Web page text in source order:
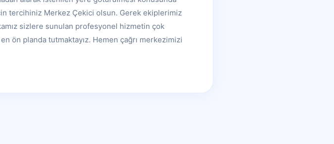
tercihiniz Merkez Çekici olsun. Gerek ekiplerimiz
sizlere sunulan profesyonel hizmetin çok
ön planda tutmaktayız. Hemen çağrı merkezimizi